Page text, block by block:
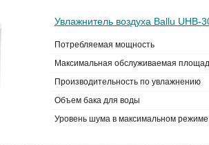
Увлажнитель воздуха Ballu UHB-
Потребляемая мощность
Максимальная обслуживаемая
Производительность по увлажнению
Объем бака для воды
Уровень шума в максимальном режиме